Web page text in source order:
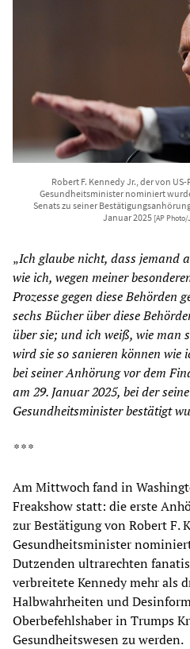
Robert F. Kennedy Jr., der von
Gesundheitsminister nominiert
Senats zu seiner
Januar 2025 [AP
„Ich glaube nicht, dass jemand
wie ich, wegen meiner
Prozesse gegen diese Behörden
sechs Bücher über diese
über sie; und ich weiß, wie man
wird sie so sanieren können wie
bei seiner Anhörung vor dem
am 29. Januar 2025, bei der
Gesundheitsminister bestätigt
* * *
Am Mittwoch fand in
Freakshow statt: die erste
zur Bestätigung von Robert F.
Gesundheitsminister
Dutzenden ultrarechten
verbreitete Kennedy mehr als
Halbwahrheiten und
Oberbefehlshaber in Trumps
Gesundheitswesen zu werden.